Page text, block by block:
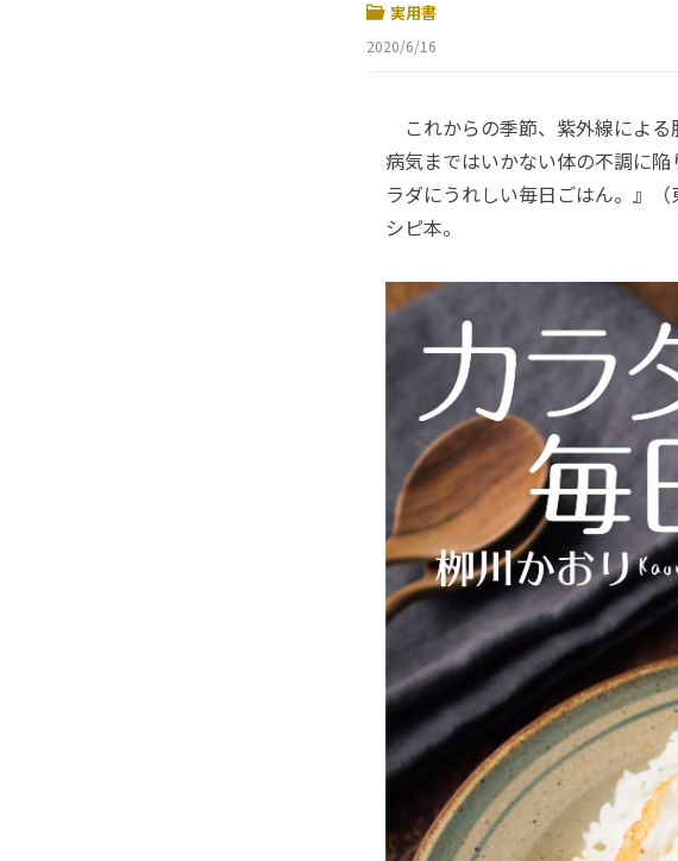
実用書
2020/6/16
これからの季節、紫外線による
病気まではいかない体の不調に
ラダにうれしい毎日ごはん。』
シピ本。